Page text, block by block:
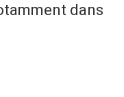
dans